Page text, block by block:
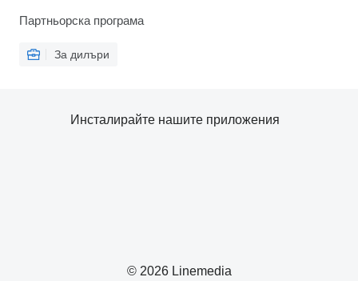
Партньорска програма
За дилъри
© 2026 Linemedia
Инсталирайте нашите приложения